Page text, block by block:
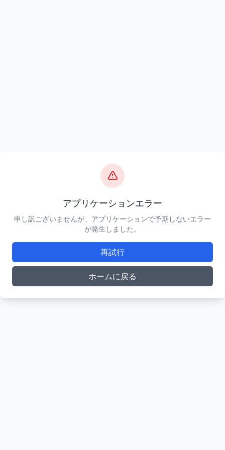
アプリケーションエラー
申し訳ございませんが、アプリケーションで予期しないエラー
が発生しました。
再試行
ホームに戻る